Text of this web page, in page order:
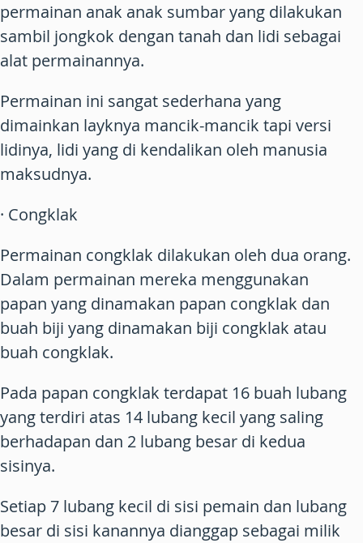
permainan anak anak sumbar yang dilakukan
sambil jongkok dengan tanah dan lidi sebagai
alat permainannya.
Permainan ini sangat sederhana yang
dimainkan layknya mancik-mancik tapi versi
lidinya, lidi yang di kendalikan oleh manusia
maksudnya.
· Congklak
Permainan congklak dilakukan oleh dua orang.
Dalam permainan mereka menggunakan
papan yang dinamakan papan congklak dan
buah biji yang dinamakan biji congklak atau
buah congklak.
Pada papan congklak terdapat 16 buah lubang
yang terdiri atas 14 lubang kecil yang saling
berhadapan dan 2 lubang besar di kedua
sisinya.
Setiap 7 lubang kecil di sisi pemain dan lubang
besar di sisi kanannya dianggap sebagai milik